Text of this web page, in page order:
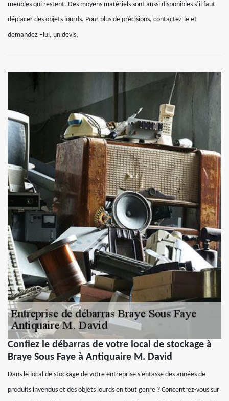
meubles qui restent. Des moyens matériels sont aussi disponibles s’il faut
déplacer des objets lourds. Pour plus de précisions, contactez-le et
demandez –lui, un devis.
Confiez le débarras de votre local de stockage à
Braye Sous Faye à Antiquaire M. David
Dans le local de stockage de votre entreprise s’entasse des années de
produits invendus et des objets lourds en tout genre ? Concentrez-vous sur